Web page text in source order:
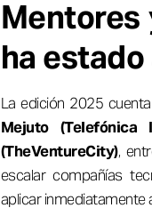
Mentores
ha estado
La edición 2025
Mejuto (Telefónica
(TheVentureCity),
escalar compañías
aplicar inmediatamente